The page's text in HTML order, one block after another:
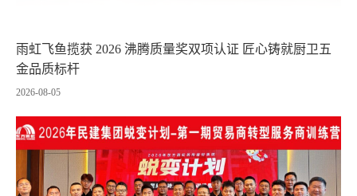
雨虹飞鱼揽获 2026 沸腾质量奖双项认证 匠心铸就厨卫五
金品质标杆
2026-08-05